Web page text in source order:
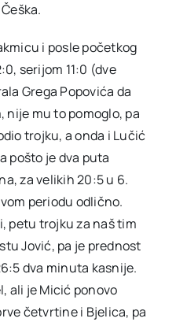
i posle početkog
serijom 11:0 (dve
Grega Popovića da
mu to pomoglo, pa
trojku, a onda i Lučić
pošto je dva puta
za velikih 20:5 u 6.
periodu odlično.
petu trojku za naš tim
Jović, pa je prednost
dva minuta kasnije.
ali je Micić ponovo
četvrtine i Bjelica, pa